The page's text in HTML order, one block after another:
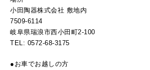
小田陶器株式会社 敷地内
7509-6114
岐阜県瑞浪市西小田町2-100
TEL: 0572-68-3175
●お車でお越しの方